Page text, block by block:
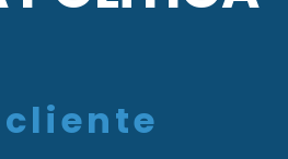
cliente